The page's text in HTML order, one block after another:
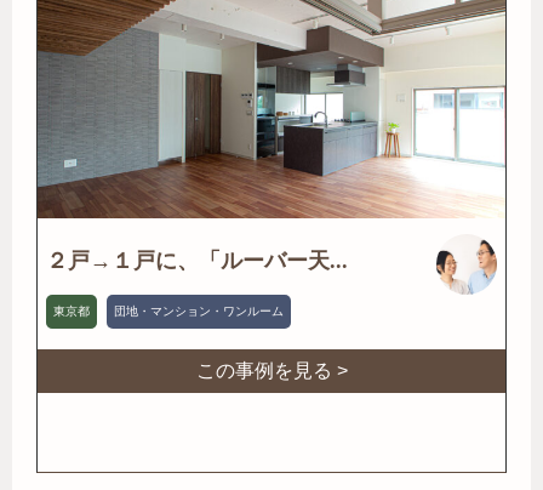
２戸→１戸に、「ルーバー天...
東京都 団地・マンション・ワンルーム
この事例を見る >